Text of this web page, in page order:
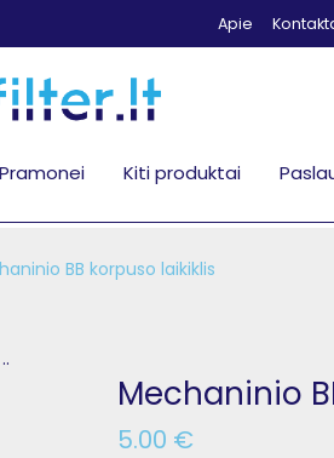
Apie
Pramonei Kiti produktai
BB korpuso laikiklis
..
Mechaninio
5.00 €